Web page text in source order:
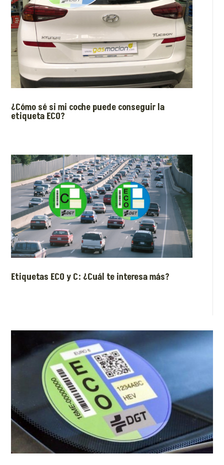
¿Cómo sé si mi coche puede conseguir la
etiqueta ECO?
Etiquetas ECO y C: ¿Cuál te interesa más?